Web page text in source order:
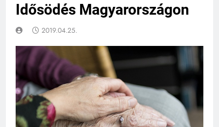
Idősödés Magyarországon
2019.04.25.